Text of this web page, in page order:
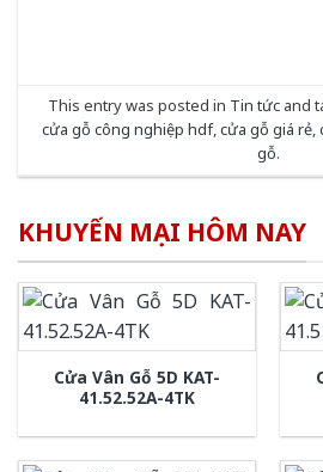
This entry was posted in Tin tức and
cửa gỗ công nghiệp hdf,cửa gỗ giá rẻ,
gỗ.
KHUYẾN MẠI HÔM NAY
Cửa Vân Gỗ 5D KAT-
41.52.52A-4TK